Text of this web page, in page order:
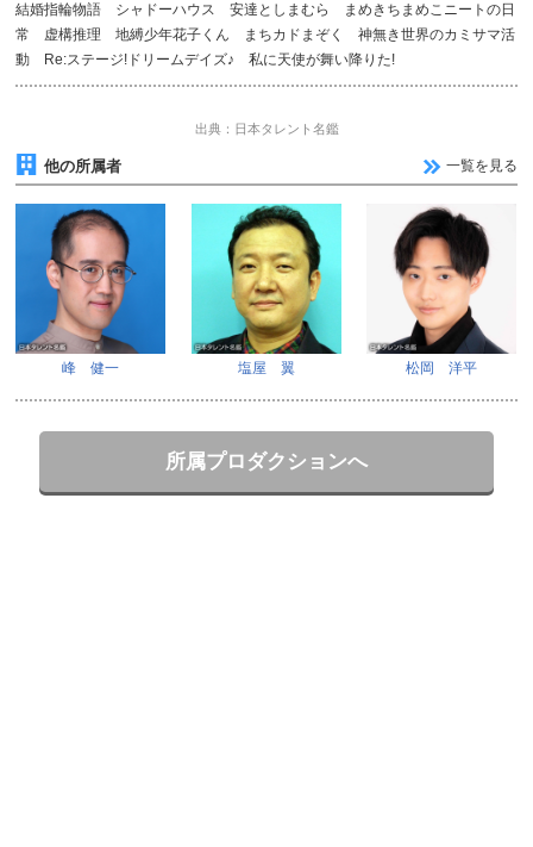
結婚指輪物語 シャドーハウス 安達としまむら まめきちまめこニートの日
常 虚構推理 地縛少年花子くん まちカドまぞく 神無き世界のカミサマ活
動 Re:ステージ!ドリームデイズ♪ 私に天使が舞い降りた!
出典：日本タレント名鑑
他の所属者 一覧を見る
峰 健一 塩屋 翼 松岡 洋平
所属プロダクションへ